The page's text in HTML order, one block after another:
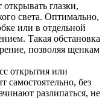
глазки,
света. Оптимально,
или в отдельной
Такая обстановка
позволяя щенкам
открытия или
самостоятельно, без
разлипаться, не